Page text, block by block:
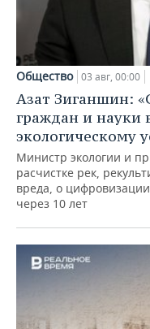
Общество 03 авг, 00:00
Азат Зиганшин:
граждан и науки
экологическому
Министр экологии и
расчистке рек,
вреда, о
через 10 лет